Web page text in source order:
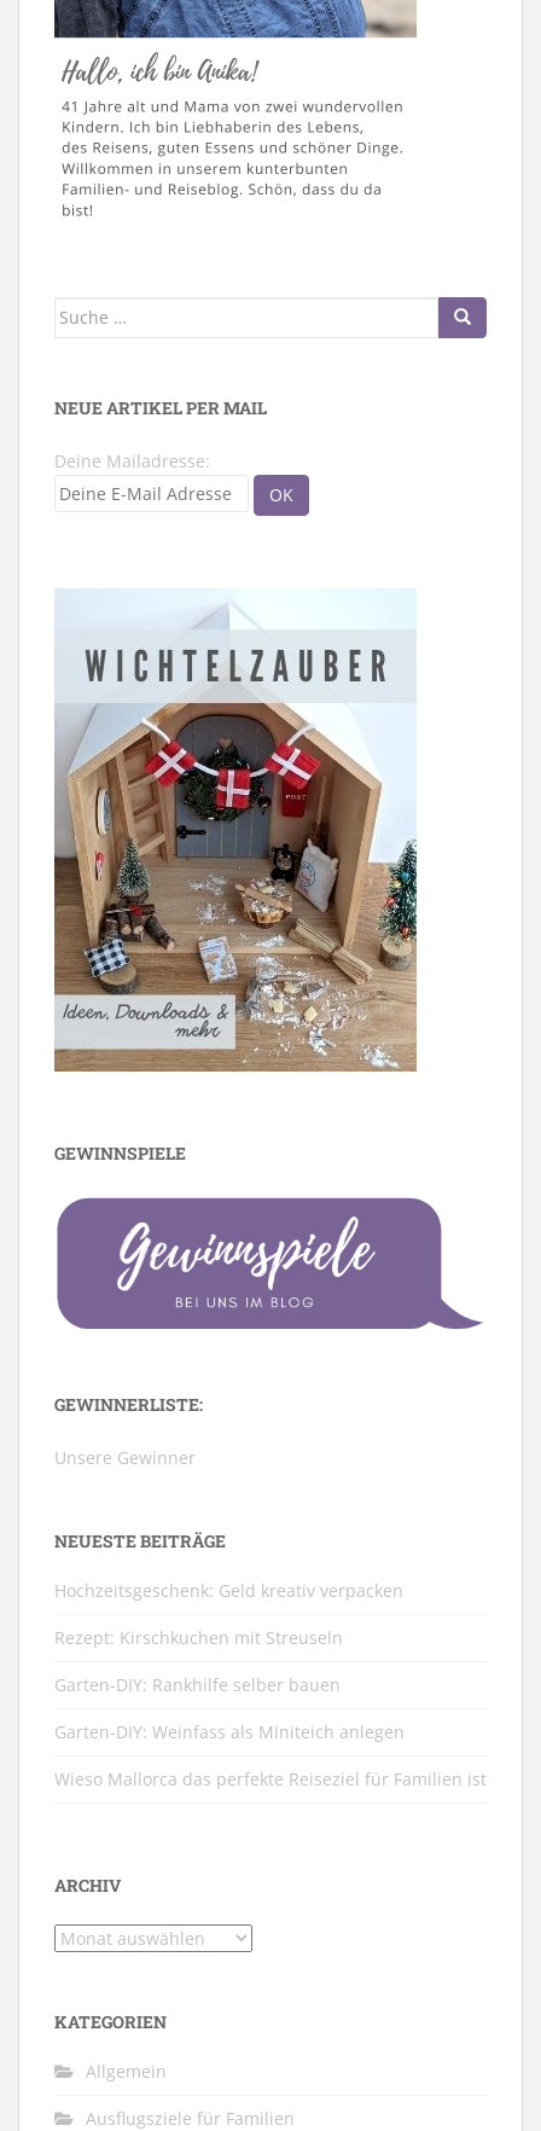
Suche
NEUE ARTIKEL PER MAIL
Deine Mailadresse:
GEWINNSPIELE
GEWINNERLISTE:
Unsere Gewinner
NEUESTE BEITRÄGE
Hochzeitsgeschenk: Geld kreativ verpacken
Rezept: Kirschkuchen mit Streuseln
Garten-DIY: Rankhilfe selber bauen
Garten-DIY: Weinfass als Miniteich anlegen
Wieso Mallorca das perfekte Reiseziel für Familien ist
ARCHIV
Archiv
KATEGORIEN
Allgemein
Ausflugsziele für Familien